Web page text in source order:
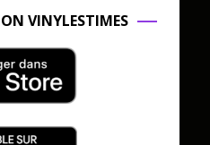
VINYLESTIMES